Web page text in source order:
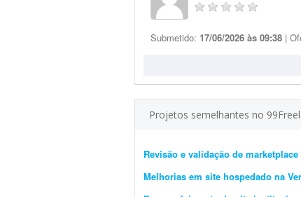
Submetido: 17/06/2026 às 09:38 |
Projetos semelhantes no
Revisão e validação de marketplace
Melhorias em site hospedado na